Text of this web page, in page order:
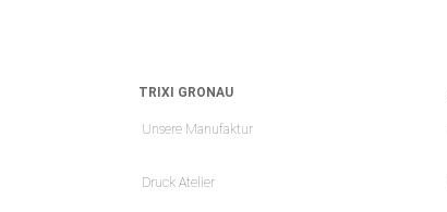
TRIXI GRONAU
Unsere Manufaktur
Druck Atelier